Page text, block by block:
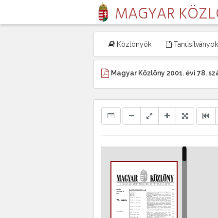
MAGYAR
Közlönyök Tanúsítványok
Magyar Közlöny 2001. évi 78.